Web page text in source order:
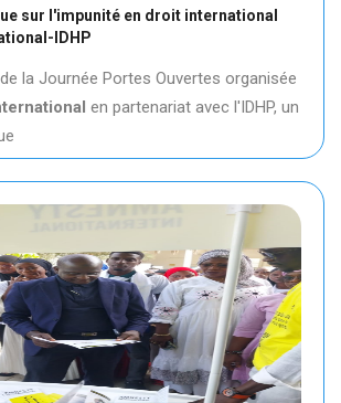
sur l'impunité en droit international
IDHP
la Journée Portes Ouvertes organisée
en partenariat avec l'IDHP, un